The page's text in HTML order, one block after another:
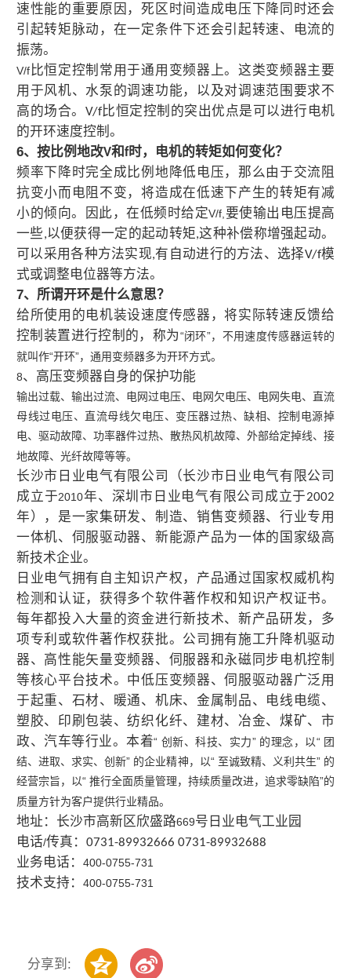
速性能的重要原因，死区时间造成电压下降同时还会
引起转矩脉动，在一定条件下还会引起转速、电流的
振荡。
V/f 比恒定控制常用于通用变频器上。这类变频器主要
用于风机、水泵的调速功能，以及对调速范围要求不
高的场合。 V/f比恒定控制的突出优点是可以进行电机
的开环速度控制。
6、按比例地改V和f时，电机的转矩如何变化？
频率下降时完全成比例地降低电压，那么由于交流阻
抗变小而电阻不变，将造成在低速下产生的转矩有减
小的倾向。因此，在低频时给定V/f, 要使输出电压提高
一些,以便获得一定的起动转矩,这种补偿称增强起动。
可以采用各种方法实现,有自动进行的方法、选择V/f模
式或调整电位器等方法。
7、所谓开环是什么意思？
给所使用的电机装设速度传感器，将实际转速反馈给
控制装置进行控制的，称为“闭环”，不用速度传感器运转的
就叫作“开环”，通用变频器多为开环方式。
8、高压变频器自身的保护功能
输出过载、输出过流、电网过电压、电网欠电压、电网失电、直流
母线过电压、直流母线欠电压、变压器过热、缺相、控制电源掉
电、驱动故障、功率器件过热、散热风机故障、外部给定掉线、接
地故障、光纤故障等等。
长沙市日业电气有限公司（长沙市日业电气有限公司
成立于2010年、深圳市日业电气有限公司成立于2002
年），是一家集研发、制造、销售变频器、行业专用
一体机、伺服驱动器、新能源产品为一体的国家级高
新技术企业。
日业电气拥有自主知识产权，产品通过国家权威机构
检测和认证，获得多个软件著作权和知识产权证书。
每年都投入大量的资金进行新技术、新产品研发，多
项专利或软件著作权获批。公司拥有施工升降机驱动
器、高性能矢量变频器、伺服器和永磁同步电机控制
等核心平台技术。中低压变频器、伺服驱动器广泛用
于起重、石材、暖通、机床、金属制品、电线电缆、
塑胶、印刷包装、纺织化纤、建材、冶金、煤矿、市
政、汽车等行业。本着“ 创新、科技、实力” 的理念，以“ 团
结、进取、求实、创新” 的企业精神，以“ 至诚致精、义利共生” 的
经营宗旨，以“ 推行全面质量管理，持续质量改进，追求零缺陷”的
质量方针为客户提供行业精品。
地址：长沙市高新区欣盛路669号日业电气工业园
电话/传真： 0731-89932666 0731-89932688
业务电话： 400-0755-731
技术支持： 400-0755-731
分享到: